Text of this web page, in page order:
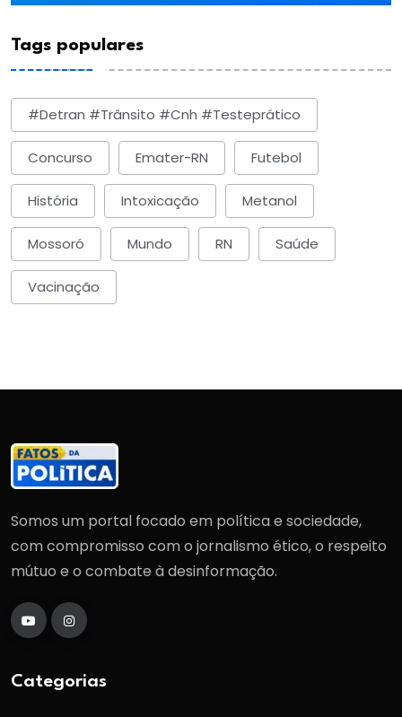
Tags populares
#detran #trânsito #cnh #testeprático
Concurso Emater-RN Futebol
História Intoxicação Metanol
Mossoró Mundo RN Saúde
Vacinação
Somos um portal focado em política e sociedade,
com compromisso com o jornalismo ético, o respeito
mútuo e o combate à desinformação.
Categorias